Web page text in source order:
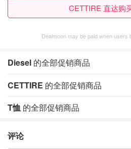
CETTIRE 直达购
Dealmoon may be paid when users
Diesel 的全部促销商品
CETTIRE 的全部促销商品
T恤 的全部促销商品
评论